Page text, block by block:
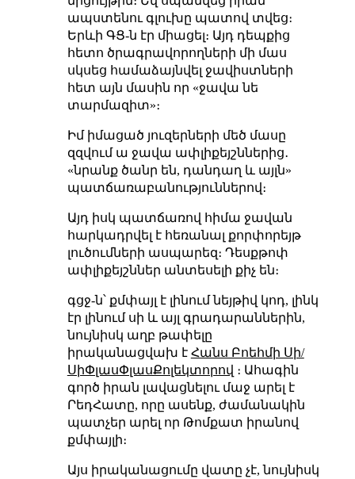
ապստենուգլուխը պատով տվեց։
Երևի ԳՑ-ն էր միացել։ Այդ դեպքից
հետո ծրագրավորողների մի մաս
սկսեց համաձայնվել ջավիստների
հետ այն մասին որ «ջավա նե
տարմազիտ»։
Իմ իմացած յուզերների մեծ մասը
զզվում ա ջավա ափլիքեյշններից․
«նրանք ծանր են, դանդաղ և այլն»
պատճառաբանություններով։
Այդ իսկ պատճառով հիմա ջավան
հարկադրվել է հեռանալ քորփորեյթ
լուծումների ասպարեզ։ Դեսքթոփ
ափլիքեյշններ անտեսելի քիչ են։
գցջ-ն՝ քմփայլ է լինում նեյթիվ կոդ, լինկ
էր լինում սի և այլ գրադարաններին,
նույնիսկ աղբ թափելը
իրականացվախ է Հանս Բոեհմի Սի/
ՍիՓլասՓլասՔոլեկտորով ։ Ահագին
գործ իրան լավացնելու մաջ արել է
ՐեդՀատը, որը ասենք, ժամանակին
պատչեր արել որ Թոմքատ իրանով
քմփայլի։
Այս իրականացումը վատը չէ, նույնիսկ